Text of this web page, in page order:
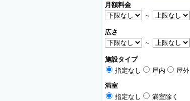
月額料金
～
広さ
～
施設タイプ
指定なし
屋内
屋外
満室
指定なし
満室除く